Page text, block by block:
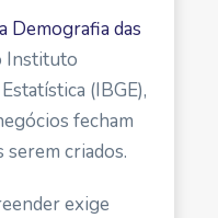
Demografia das
Instituto
(IBGE),
fecham
serem criados.
exige